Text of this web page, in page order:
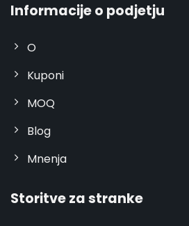
Informacije o podjetju
O
Kuponi
MOQ
Blog
Mnenja
Storitve za stranke